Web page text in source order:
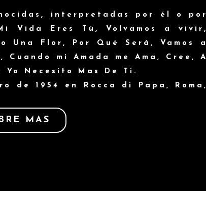
interpretadas por él o por
Vida Eres Tú, Volvamos a vivir,
Una Flor, Por Qué Será, Vamos a
mi Amada me Ama, Cree, A
Yo Necesito Mas De Ti.
de 1954 en Rocca di Papa, Roma,
MAS